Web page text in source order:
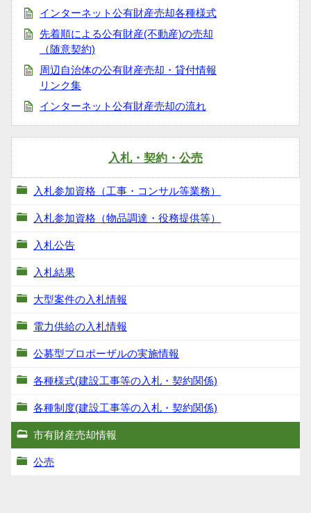
インターネット公有財産売却各種様式
先着順による公有財産(不動産)の売却
（随意契約)
周辺自治体の公有財産売却・貸付情報
リンク集
インターネット公有財産売却の流れ
入札・契約・公売
入札参加資格（工事・コンサル等業務）
入札参加資格（物品調達・役務提供等）
入札公告
入札結果
大型案件の入札情報
電力供給の入札情報
公募型プロポーザルの実施情報
各種様式(建設工事等の入札・契約関係)
各種制度(建設工事等の入札・契約関係)
市有財産売却情報
公売